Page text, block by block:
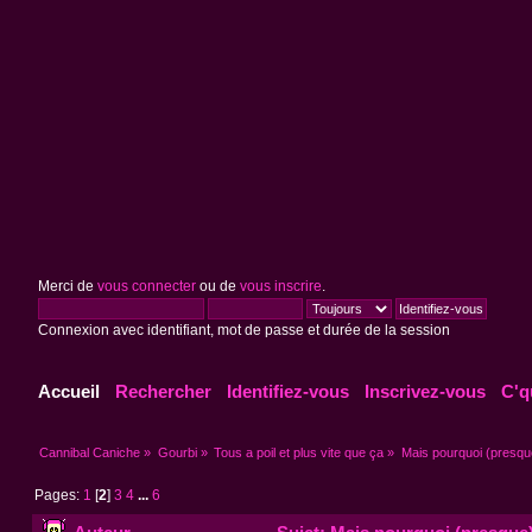
Merci de vous connecterou de vous inscrire
Connexion avec identifiant, mot de passe et durée de la session
Accueil Rechercher Identifiez-vous Inscrivez-vous
Cannibal Caniche » Gourbi» Tous a poil et plus vite que ça » Mais pourquoi
Pages: 1 [2]3 4 ...6